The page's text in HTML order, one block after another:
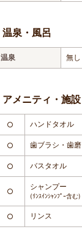
温泉・風呂
温泉 無し
アメニティ・施
○ ハンドタオル
○ 歯ブラシ・歯
○ バスタオル
○
シャンプー
(ﾘﾝｽｲﾝｼｬﾝﾌﾟｰ含む)
○ リンス